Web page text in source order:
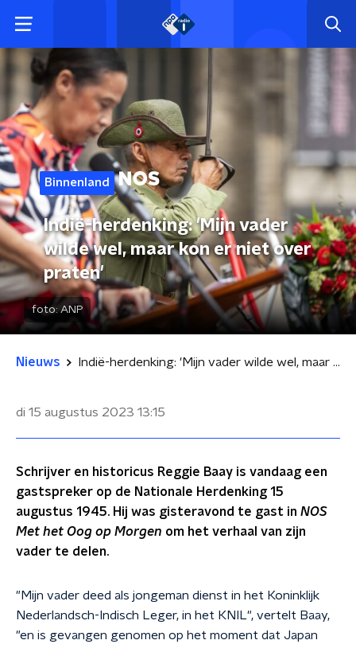
Binnenland
Indië-herdenking: 'Mijn vader
wilde wel, maar kon er niet over
praten'
foto:ANP
Nieuws Indië-herdenking: 'Mijn vader wilde wel, maar kon er niet over praten'
di 15 augustus 2023 13:15
Schrijver en historicus Reggie Baay is vandaag een
gastspreker op de Nationale Herdenking 15
augustus 1945. Hij was gisteravond te gast in NOS
Met het Oog op Morgen om het verhaal van zijn
vader te delen.
"Mijn vader deed als jongeman dienst in het Koninklijk
Nederlandsch-Indisch Leger, in het KNIL", vertelt Baay,
"en is gevangen genomen op het moment dat Japan